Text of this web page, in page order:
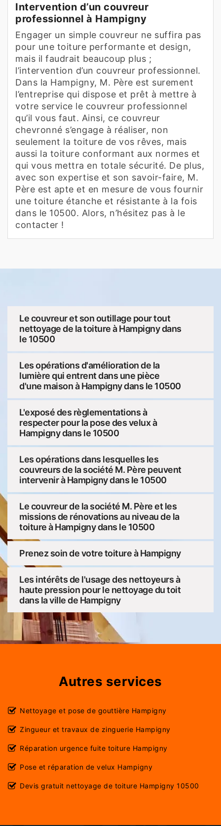
Intervention d’un couvreur
professionnel à Hampigny
Engager un simple couvreur ne suffira pas
pour une toiture performante et design,
mais il faudrait beaucoup plus ;
l’intervention d’un couvreur professionnel.
Dans la Hampigny, M. Père est surement
l’entreprise qui dispose et prêt à mettre à
votre service le couvreur professionnel
qu’il vous faut. Ainsi, ce couvreur
chevronné s’engage à réaliser, non
seulement la toiture de vos rêves, mais
aussi la toiture conformant aux normes et
qui vous mettra en totale sécurité. De plus,
avec son expertise et son savoir-faire, M.
Père est apte et en mesure de vous fournir
une toiture étanche et résistante à la fois
dans le 10500. Alors, n’hésitez pas à le
contacter !
Le couvreur et son outillage pour tout
nettoyage de la toiture à Hampigny dans
le 10500
Les opérations d'amélioration de la
lumière qui entrent dans une pièce
d'une maison à Hampigny dans le 10500
L'exposé des règlementations à
respecter pour la pose des velux à
Hampigny dans le 10500
Les opérations dans lesquelles les
couvreurs de la société M. Père peuvent
intervenir à Hampigny dans le 10500
Le couvreur de la société M. Père et les
missions de rénovations au niveau de la
toiture à Hampigny dans le 10500
Prenez soin de votre toiture à Hampigny
Les intérêts de l'usage des nettoyeurs à
haute pression pour le nettoyage du toit
dans la ville de Hampigny
Autres services
Nettoyage et pose de gouttière Hampigny
Zingueur et travaux de zinguerie Hampigny
Réparation urgence fuite toiture Hampigny
Pose et réparation de velux Hampigny
Devis gratuit nettoyage de toiture Hampigny 10500